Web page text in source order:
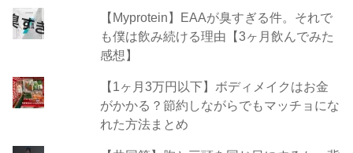
【Myprotein】EAAが臭すぎる件。それで
も僕は飲み続ける理由【3ヶ月飲んでみた
感想】
【1ヶ月3万円以下】ボディメイクはお金
がかかる？節約しながらでもマッチョにな
れた方法まとめ